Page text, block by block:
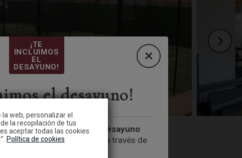
web, personalizar el
la recopilación de tus
aceptar todas las cookies
Política de cookies
Pistas de pádel
¡TE
INCLUIMOS
EL
DESAYUNO!
el desayuno!
y podrás disfrutar del
desayuno
precio. Oferta exclusiva a través de